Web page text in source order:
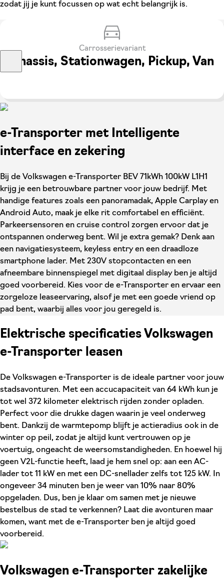
zodat jij je kunt focussen op wat echt belangrijk is.
Carrosserievariant
Chassis, Stationwagen, Pickup, Van
e-Transporter met Intelligente
interface en zekering
Bij de Volkswagen e-Transporter BEV 71kWh 100kW L1H1
krijg je een betrouwbare partner voor jouw bedrijf. Met
handige features zoals een panoramadak, Apple Carplay en
Android Auto, maak je elke rit comfortabel en efficiënt.
Parkeersensoren en cruise control zorgen ervoor dat je
ontspannen onderweg bent. Wil je extra gemak? Denk aan
een navigatiesysteem, keyless entry en een draadloze
smartphone lader. Met 230V stopcontacten en een
afneembare binnenspiegel met digitaal display ben je altijd
goed voorbereid. Kies voor de e-Transporter en ervaar een
zorgeloze leaseervaring, alsof je met een goede vriend op
pad bent, waarbij alles voor jou geregeld is.
Elektrische specificaties Volkswagen
e-Transporter leasen
De Volkswagen e-Transporter is de ideale partner voor jouw
stadsavonturen. Met een accucapaciteit van 64 kWh kun je
tot wel 372 kilometer elektrisch rijden zonder opladen.
Perfect voor die drukke dagen waarin je veel onderweg
bent. Dankzij de warmtepomp blijft je actieradius ook in de
winter op peil, zodat je altijd kunt vertrouwen op je
voertuig, ongeacht de weersomstandigheden. En hoewel hij
geen V2L-functie heeft, laad je hem snel op: aan een AC-
lader tot 11 kW en met een DC-snellader zelfs tot 125 kW. In
ongeveer 34 minuten ben je weer van 10% naar 80%
opgeladen. Dus, ben je klaar om samen met je nieuwe
bestelbus de stad te verkennen? Laat die avonturen maar
komen, want met de e-Transporter ben je altijd goed
voorbereid.
Volkswagen e-Transporter zakelijke